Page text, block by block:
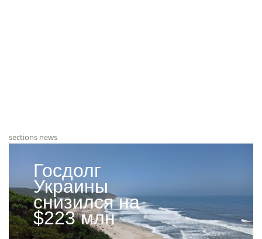
sections news
Госдолг
Украины
снизился на
$223 млн